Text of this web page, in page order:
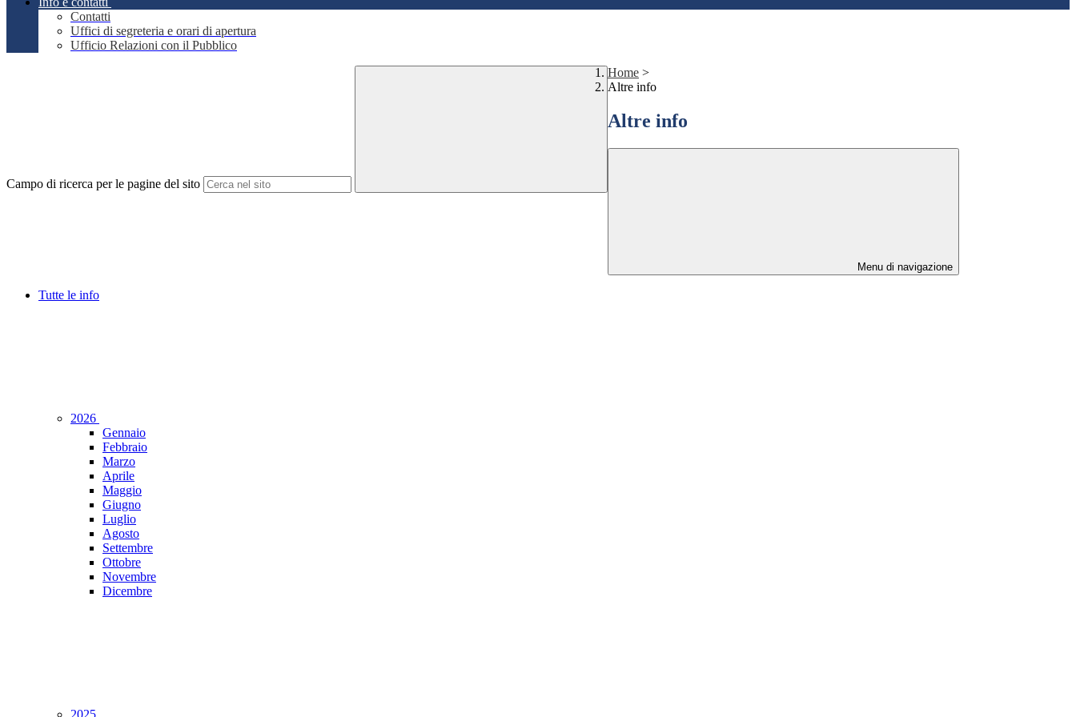
Contatti
Uffici di segreteria e orari di apertura
Ufficio Relazioni con il Pubblico
Campo di ricerca per le pagine del sito
Home >
Altre info
Altre info
Menu di navigazione
Tutte le info
2026
Gennaio
Febbraio
Marzo
Aprile
Maggio
Giugno
Luglio
Agosto
Settembre
Ottobre
Novembre
Dicembre